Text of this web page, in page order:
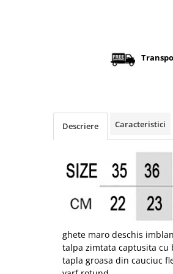
Descriere Caracteristici
ghete maro deschis
talpa zimtata captusita cu
tapla groasa din cauciuc